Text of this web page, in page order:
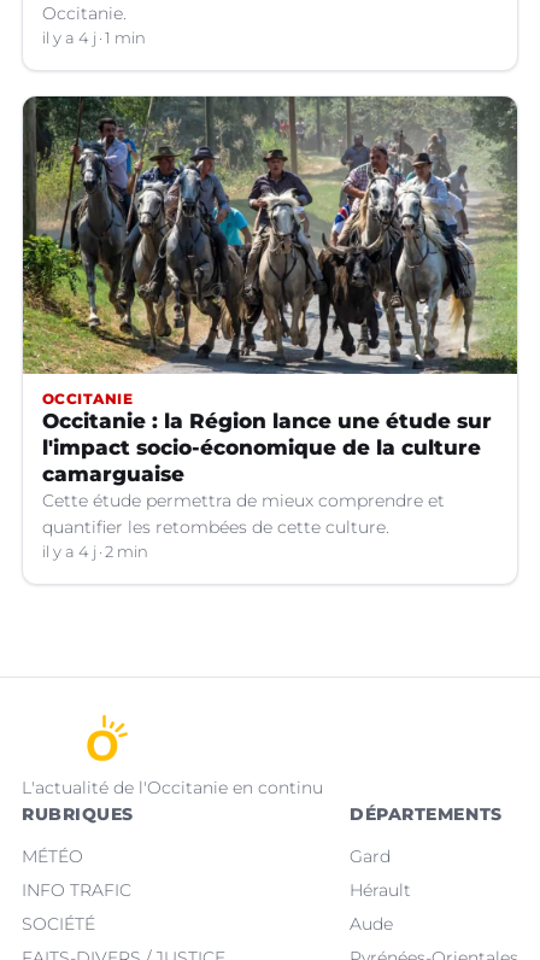
Occitanie.
il y a 4 j 1 min
OCCITANIE
Occitanie : la Région lance une étude sur
l'impact socio-économique de la culture
camarguaise
Cette étude permettra de mieux comprendre et
quantifier les retombées de cette culture.
il y a 4 j 2 min
L'actualité de l'Occitanie en continu
RUBRIQUES
MÉTÉO
INFO TRAFIC
SOCIÉTÉ
DÉPARTEMENTS
Gard
Hérault
Aude